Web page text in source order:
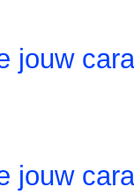
jouw
jouw